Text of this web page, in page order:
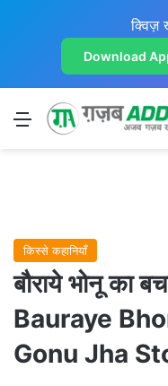
क्विज़
Download
Menu
किस्से कहानियाँ
बौराये भोनू का
Bauraye
Gonu Jha